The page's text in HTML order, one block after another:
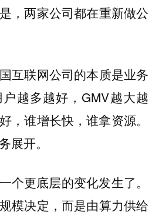
，两家公司都在重新做公
互联网公司的本质是业务
越多越好，GMV越大越
，谁增长快，谁拿资源。
展开。
个更底层的变化发生了。
模决定，而是由算力供给